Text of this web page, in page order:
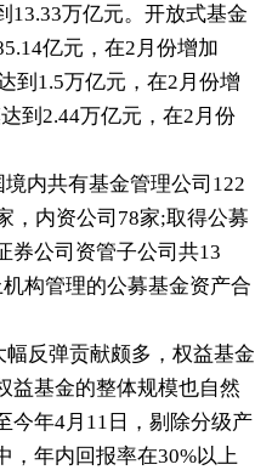
13.33万亿元。开放式基金
亿元，在2月份增加
到1.5万亿元，在2月份增
到2.44万亿元，在2月份
内共有基金管理公司122
，内资公司78家;取得公募
券公司资管子公司共13
构管理的公募基金资产合
反弹贡献颇多，权益基金
益基金的整体规模也自然
今年4月11日，剔除分级产
，年内回报率在30%以上